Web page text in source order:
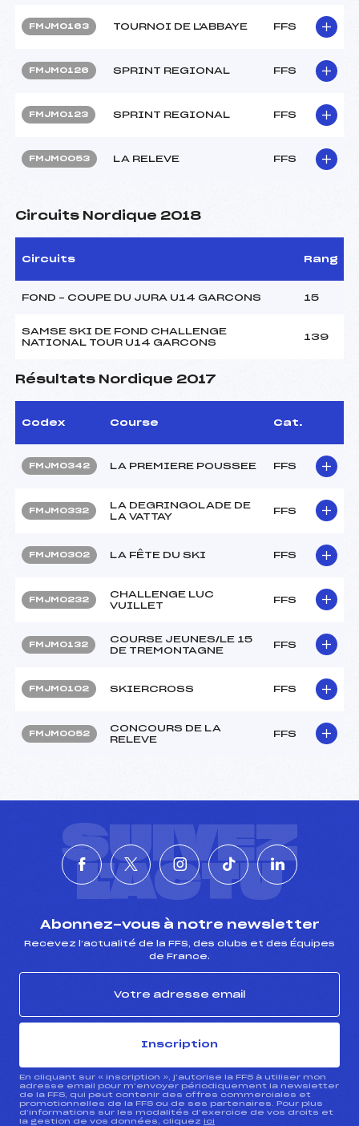
FMJM0163 TOURNOI DE L'ABBAYE FFS
FMJM0126 SPRINT REGIONAL FFS
FMJM0123 SPRINT REGIONAL FFS
FMJM0053 LA RELEVE FFS
Circuits Nordique 2018
Circuits Rang
FOND – COUPE DU JURA U14 GARCONS 15
SAMSE SKI DE FOND CHALLENGE
NATIONAL TOUR U14 GARCONS
139
Résultats Nordique 2017
Codex Course Cat.
FMJM0342 LA PREMIERE POUSSEE FFS
FMJM0332
LA DEGRINGOLADE DE
LA VATTAY
FFS
FMJM0302 LA FÊTE DU SKI FFS
FMJM0232
CHALLENGE LUC
VUILLET
FFS
FMJM0132
COURSE JEUNES/LE 15
DE TREMONTAGNE
FFS
FMJM0102 SKIERCROSS FFS
FMJM0052
CONCOURS DE LA
RELEVE
FFS
SUIVEZ
L'ACTU
Abonnez-vous à notre newsletter
Recevez l’actualité de la FFS, des clubs et des Équipes
de France.
Inscription
En cliquant sur « inscription », j’autorise la FFS à utiliser mon
adresse email pour m’envoyer périodiquement la newsletter
de la FFS, qui peut contenir des offres commerciales et
promotionnelles de la FFS ou de ses partenaires. Pour plus
d’informations sur les modalités d’exercice de vos droits et
la gestion de vos données, cliquez ici